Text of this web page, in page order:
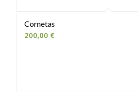
Cornetas
200,00 €